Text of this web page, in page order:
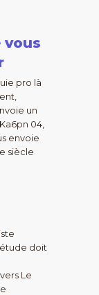
vous
pro là
un
04,
envoie
siècle
doit
Le